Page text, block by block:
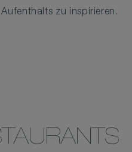
zu inspirieren.